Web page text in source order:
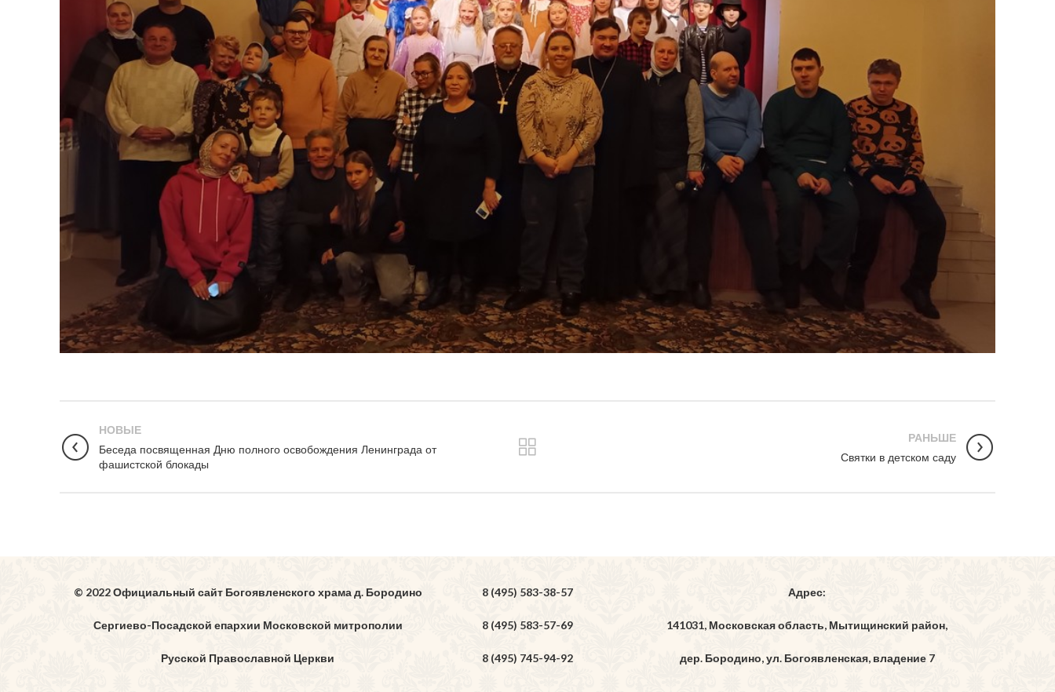
НОВЫЕ
Беседа посвященная Дню полного освобождения Ленинграда от
фашистской блокады
РАНЬШЕ
Святки в детском саду
© 2022 Официальный сайт Богоявленского храма д. Бородино
Сергиево-Посадской епархии Московской митрополии
Русской Православной Церкви
8 (495) 583-38-57
8 (495) 583-57-69
8 (495) 745-94-92
Адрес:
141031, Московская область, Мытищинский район,
дер. Бородино, ул. Богоявленская, владение 7